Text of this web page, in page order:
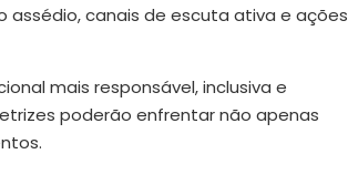
canais de escuta ativa e ações
mais responsável, inclusiva e
poderão enfrentar não apenas